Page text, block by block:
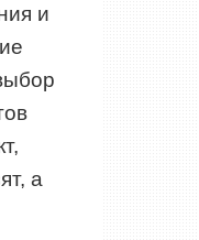
и
а